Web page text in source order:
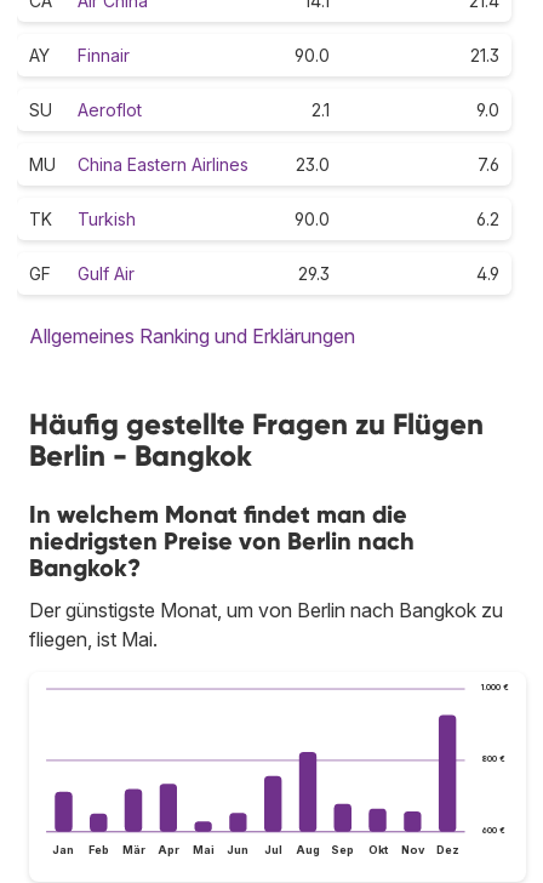
AY Finnair 90.0 21.3
SU Aeroflot 2.1 9.0
MU China Eastern Airlines 23.0 7.6
TK Turkish 90.0 6.2
GF Gulf Air 29.3 4.9
Allgemeines Ranking und Erklärungen
Häufig gestellte Fragen zu Flügen
Berlin - Bangkok
In welchem Monat findet man die
niedrigsten Preise von Berlin nach
Bangkok?
Der günstigste Monat, um von Berlin nach Bangkok zu
fliegen, ist Mai.
600 €
800 €
1.000 €
Jan Feb Mär Apr Mai Jun Jul Aug Sep Okt Nov Dez